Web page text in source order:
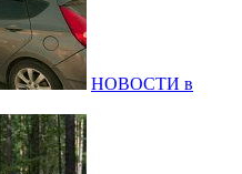
НОВОСТИ в